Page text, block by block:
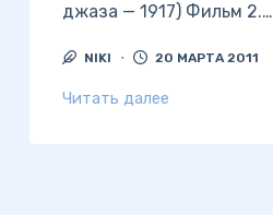
джаза — 1917) Фильм 2.…
NIKI 20 МАРТА 2011
Читать далее